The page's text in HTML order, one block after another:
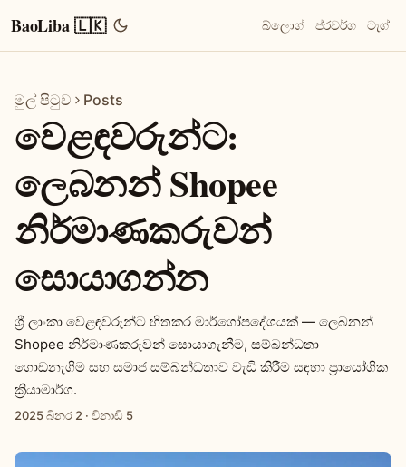
BaoLiba 🇱🇰 බ්ලොග් ප්රවර්ග ටැග්
මුල් පිටුව Posts
වෙළඳවරුන්ට:
ලෙබනන් Shopee
නිර්මාණකරුවන්
සොයාගන්න
ශ්‍රී ලාංකා වෙළඳවරුන්ට හිතකර මාර්ගෝපදේශයක් — ලෙබනන්
Shopee නිර්මාණකරුවන් සොයාගැනීම, සම්බන්ධතා
ගොඩනැගීම සහ සමාජ සම්බන්ධතාව වැඩි කිරීම සඳහා ප්‍රායෝගික
ක්‍රියාමාර්ග.
2025 බිනර 2 · විනාඩි 5